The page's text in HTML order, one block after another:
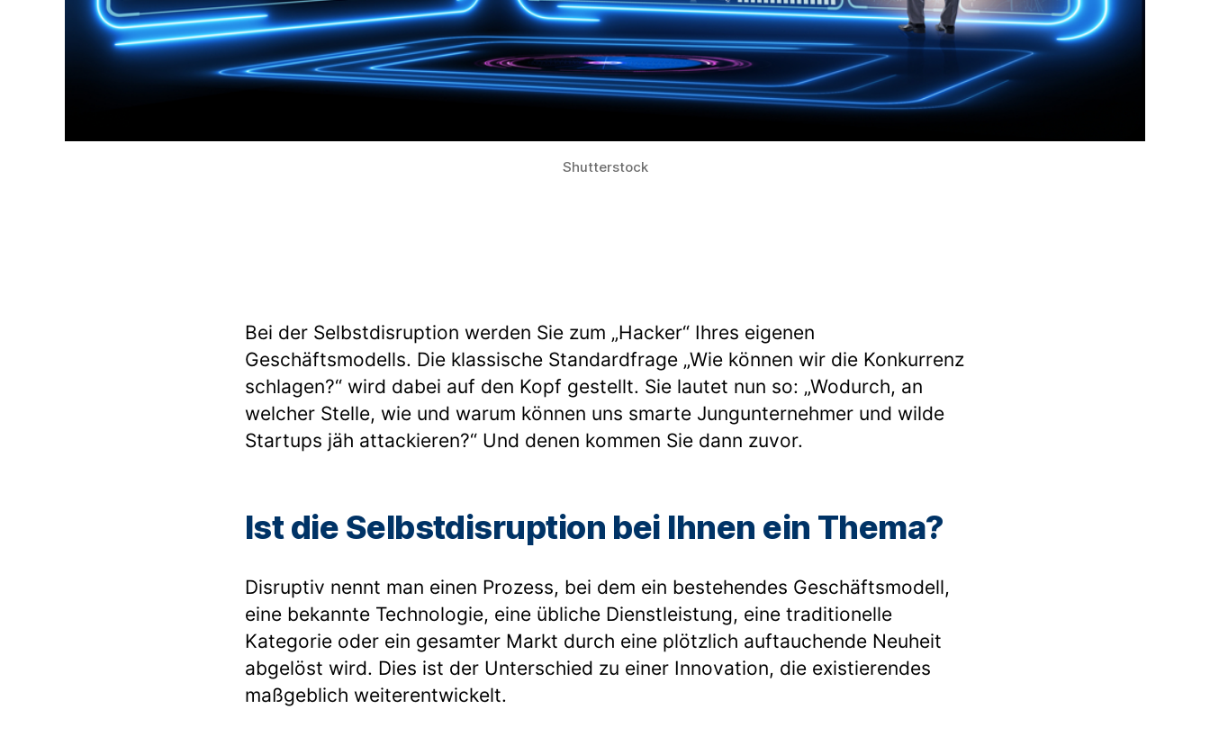
Shutterstock
Bei der Selbstdisruption werden Sie zum „Hacker“ Ihres eigenen
Geschäftsmodells. Die klassische Standardfrage „Wie können wir die Konkurrenz
schlagen?“ wird dabei auf den Kopf gestellt. Sie lautet nun so: „Wodurch, an
welcher Stelle, wie und warum können uns smarte Jungunternehmer und wilde
Startups jäh attackieren?“ Und denen kommen Sie dann zuvor.
Ist die Selbstdisruption bei Ihnen ein Thema?
Disruptiv nennt man einen Prozess, bei dem ein bestehendes Geschäftsmodell,
eine bekannte Technologie, eine übliche Dienstleistung, eine traditionelle
Kategorie oder ein gesamter Markt durch eine plötzlich auftauchende Neuheit
abgelöst wird. Dies ist der Unterschied zu einer Innovation, die existierendes
maßgeblich weiterentwickelt.